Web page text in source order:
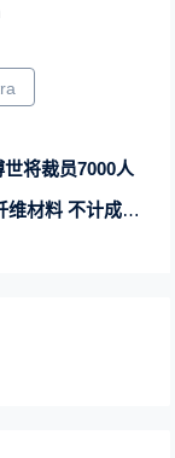
将裁员7000人
料 不计成本！